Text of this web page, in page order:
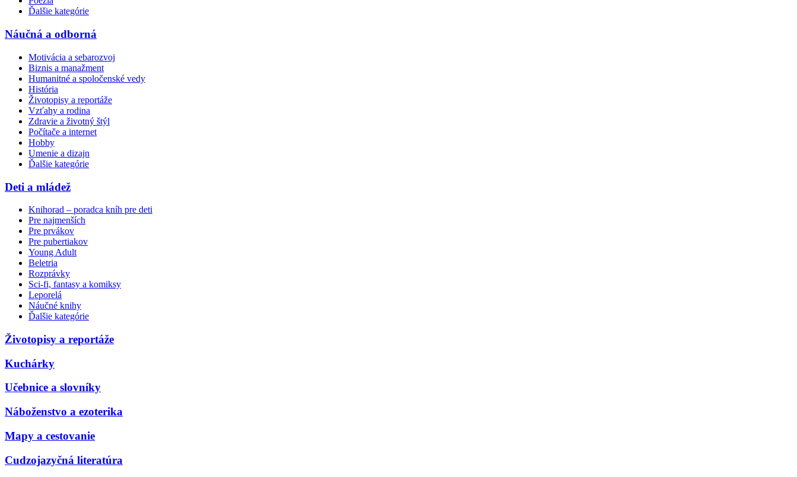
Ďalšie kategórie
Náučná a odborná
Motivácia a sebarozvoj
Biznis a manažment
Humanitné a spoločenské vedy
História
Životopisy a reportáže
Vzťahy a rodina
Zdravie a životný štýl
Počítače a internet
Hobby
Umenie a dizajn
Ďalšie kategórie
Deti a mládež
Knihorad – poradca kníh pre deti
Pre najmenších
Pre prvákov
Pre pubertiakov
Young Adult
Beletria
Rozprávky
Sci-fi, fantasy a komiksy
Leporelá
Náučné knihy
Ďalšie kategórie
Životopisy a reportáže
Kuchárky
Učebnice a slovníky
Náboženstvo a ezoterika
Mapy a cestovanie
Cudzojazyčná literatúra